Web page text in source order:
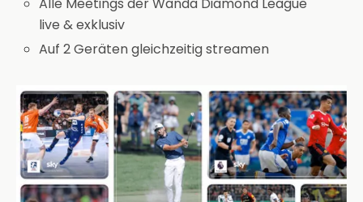
live & exklusiv
Auf 2 Geräten gleichzeitig streamen